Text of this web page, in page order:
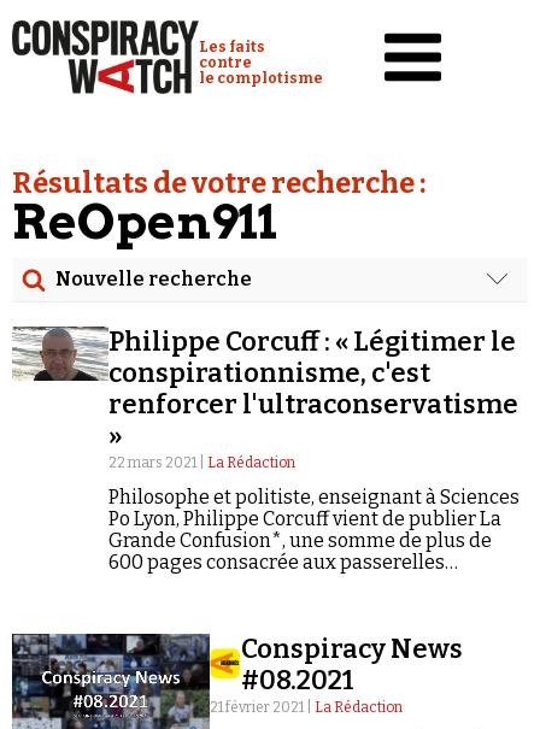
Conspiracy Watch :
Les faits
contre
le complotisme
Analyses
Conspipédia
Vidéos
Émissions
Revues de presse
Newsletter
Faire un don
Demander à Vera
Se connecter
Résultats de votre recherche :
ReOpen911
Nouvelle recherche
Date
Cibler votre recherche
Rechercher
Philippe Corcuff : « Légitimer le
conspirationnisme, c'est
renforcer l'ultraconservatisme
»
22 mars 2021 | La Rédaction
Philosophe et politiste, enseignant à Sciences
Po Lyon, Philippe Corcuff vient de publier La
Grande Confusion*, une somme de plus de
600 pages consacrée aux passerelles
Conspiracy News
#08.2021
21 février 2021 | La Rédaction